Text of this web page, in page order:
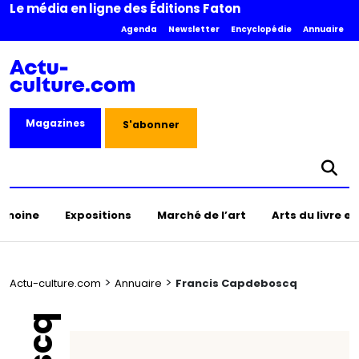
Le média en ligne des Éditions Faton
Agenda Newsletter Encyclopédie Annuaire
Magazines S'abonner
Expositions Marché de l’art Arts du livre
Actu-culture.com > Annuaire > Francis Capdeboscq